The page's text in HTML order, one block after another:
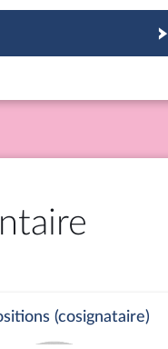
(cosignataire)